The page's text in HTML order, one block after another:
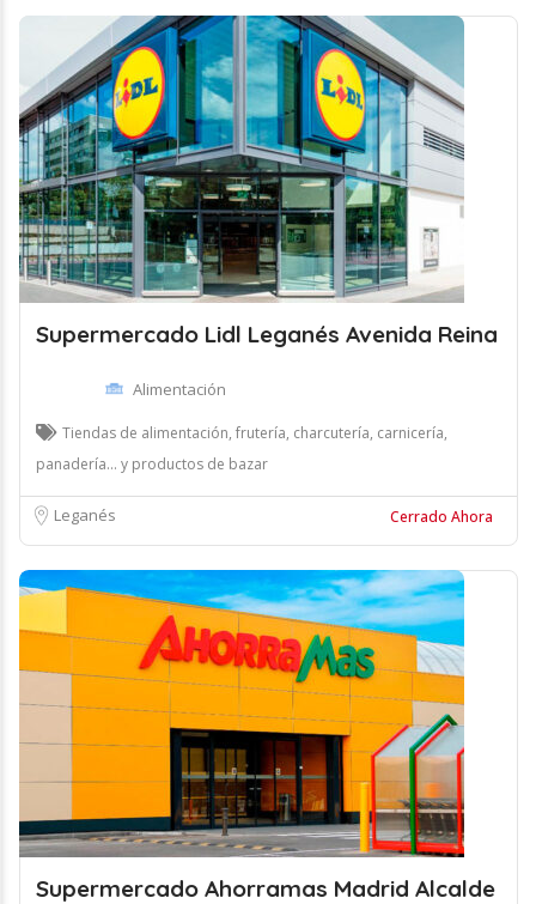
Supermercado Lidl Leganés Avenida Reina
Alimentación
Tiendas de alimentación, frutería, charcutería, carnicería,
panadería... y productos de bazar
Leganés Cerrado Ahora
Supermercado Ahorramas Madrid Alcalde